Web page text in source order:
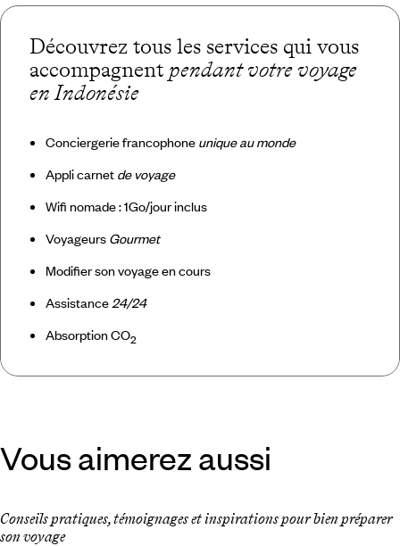
Découvrez tous les services qui vous
accompagnent pendant votre voyage
en Indonésie
Conciergerie francophone unique au monde
Appli carnet de voyage
Wifi nomade : 1Go/jour inclus
Voyageurs Gourmet
Modifier son voyage en cours
Assistance24/24
Absorption CO2
Vous aimerez aussi
Conseils pratiques, témoignages et inspirations pour bien préparer
son voyage